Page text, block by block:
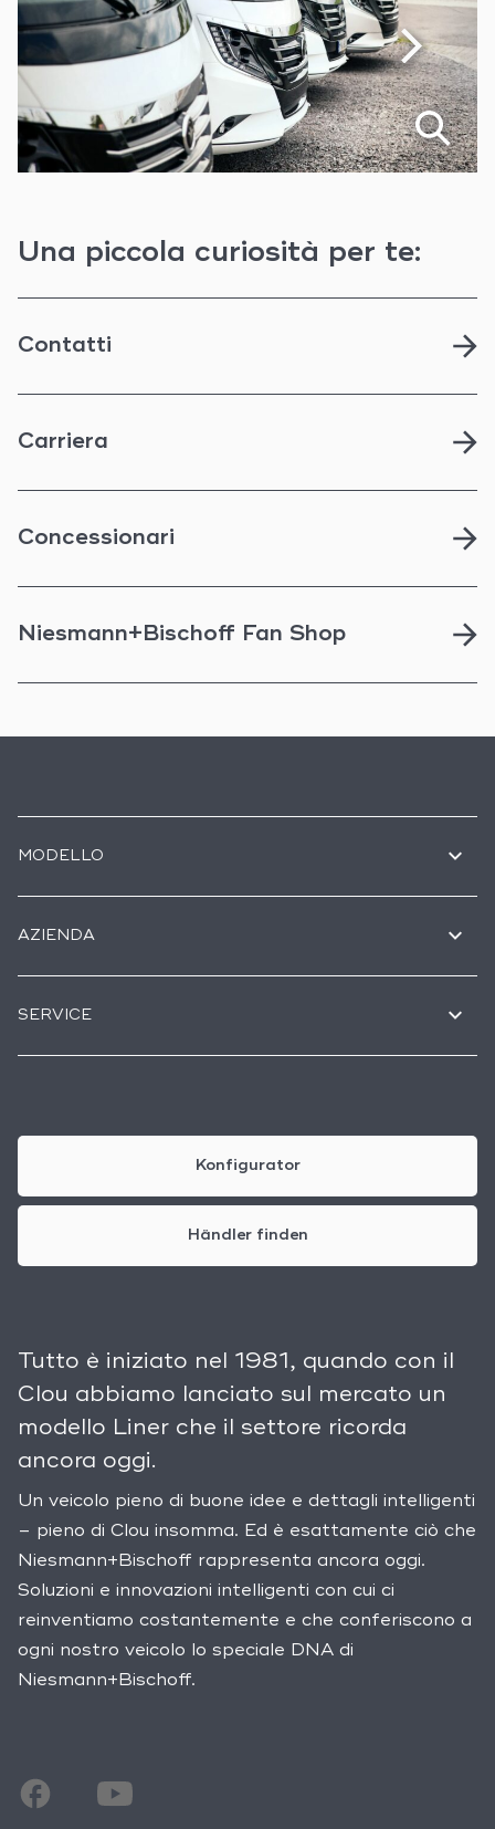
Una piccola curiosità per te:
Contatti
Carriera
Concessionari
Niesmann+Bischoff Fan Shop
MODELLO
AZIENDA
SERVICE
Konfigurator
Händler finden
Tutto è iniziato nel 1981, quando con il
Clou abbiamo lanciato sul mercato un
modello Liner che il settore ricorda
ancora oggi.
Un veicolo pieno di buone idee e dettagli intelligenti
– pieno di Clou insomma. Ed è esattamente ciò che
Niesmann+Bischoff rappresenta ancora oggi.
Soluzioni e innovazioni intelligenti con cui ci
reinventiamo costantemente e che conferiscono a
ogni nostro veicolo lo speciale DNA di
Niesmann+Bischoff.